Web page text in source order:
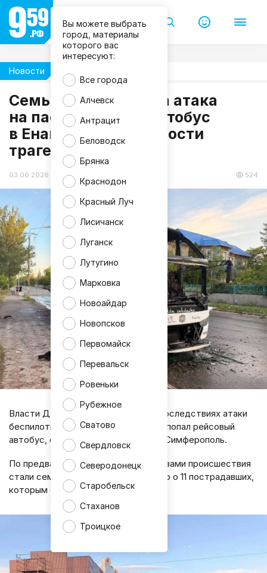
Вы можете выбрать
город, материалы
которого вас
интересуют:
Все города
Алчевск
Антрацит
Беловодск
Брянка
Краснодон
Красный Луч
Лисичанск
Луганск
Лутугино
Марковка
Новоайдар
Новопсков
Первомайск
Перевальск
Ровеньки
Рубежное
Сватово
Свердловск
Северодонецк
Старобельск
Стаханов
Троицкое
Новости
Семь жизней унесла атака
на пассажирский автобус
в Енакиево: подробности
трагедии
03.06.2026 12:01 524
a
n
-
n
e
w
s
u
Власти ДНР сообщили о тяжёлых последствиях атаки
беспилотника в Енакиево. Под удар попал рейсовый
автобус, следовавший из Москвы в Симферополь.
По предварительным данным, жертвами происшествия
стали семь человек. Также известно о 11 пострадавших,
которым оказывается помощь.